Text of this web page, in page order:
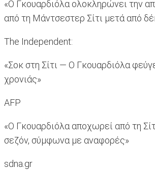
«Ο Γκουαρδιόλα ολοκληρώνει την
από τη Μάντσεστερ Σίτι μετά από
The Independent:
«Σοκ στη Σίτι — Ο Γκουαρδιόλα
χρονιάς»
AFP
«Ο Γκουαρδιόλα αποχωρεί από τη
σεζόν, σύμφωνα με αναφορές»
sdna.gr